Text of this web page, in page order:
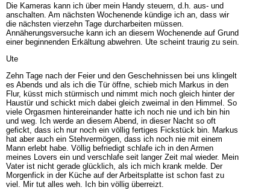
Die Kameras kann ich über mein Handy steuern, d.h. aus- und
anschalten. Am nächsten Wochenende kündige ich an, dass wir
die nächsten vierzehn Tage durcharbeiten müssen.
Annäherungsversuche kann ich an diesem Wochenende auf Grund
einer beginnenden Erkältung abwehren. Ute scheint traurig zu sein.
Ute
Zehn Tage nach der Feier und den Geschehnissen bei uns klingelt
es Abends und als ich die Tür öffne, schieb mich Markus in den
Flur, küsst mich stürmisch und nimmt mich noch gleich hinter der
Haustür und schickt mich dabei gleich zweimal in den Himmel. So
viele Orgasmen hintereinander hatte ich noch nie und ich bin hin
und weg. Ich werde an diesem Abend, in dieser Nacht so oft
gefickt, dass ich nur noch ein völlig fertiges Fickstück bin. Markus
hat aber auch ein Stehvermögen, dass ich noch nie mit einem
Mann erlebt habe. Völlig befriedigt schlafe ich in den Armen
meines Lovers ein und verschlafe seit langer Zeit mal wieder. Mein
Vater ist nicht gerade glücklich, als ich mich krank melde. Der
Morgenfick in der Küche auf der Arbeitsplatte ist schon fast zu
viel. Mir tut alles weh. Ich bin völlig überreizt.